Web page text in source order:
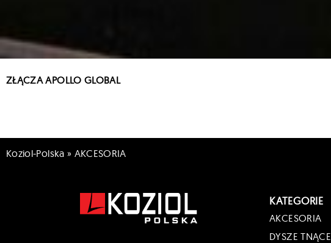
ZŁĄCZA APOLLO GLOBAL
Koziol-Polska » AKCESORIA
KATEGORIE
AKCESORIA
DYSZE TNĄCE